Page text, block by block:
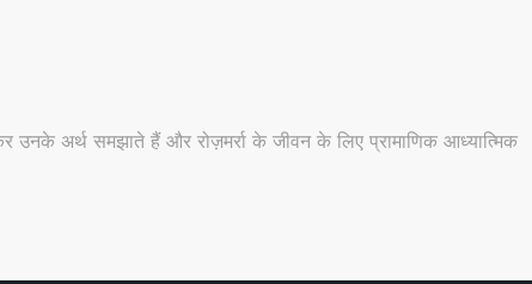
अर्थ समझाते हैं और रोज़मर्रा के जीवन के लिए प्रामाणिक आध्यात्मिक